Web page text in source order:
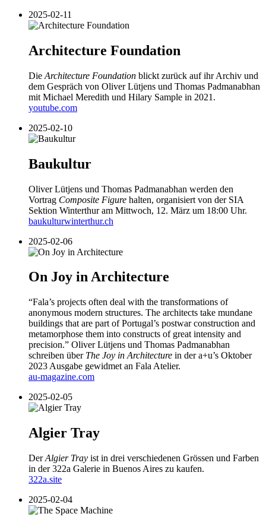
2025-02-11
Architecture Foundation
Die Architecture Foundation blickt zurück auf ihr Archiv und
dem Gespräch von Oliver Lütjens und Thomas Padmanabhan
mit Michael Meredith und Hilary Sample in 2021.
youtube.com
2025-02-10
Baukultur
Oliver Lütjens und Thomas Padmanabhan werden den
Vortrag Composite Figure halten, organisiert von der SIA
Sektion Winterthur am Mittwoch, 12. März um 18:00 Uhr.
baukulturwinterthur.ch
2025-02-06
On Joy in Architecture
“Fala’s projects often deal with the transformations of
anonymous modern structures. The architects take mundane
buildings that are part of Portugal’s postwar construction and
metamorphose them into constructs of great intensity and
precision.” Oliver Lütjens und Thomas Padmanabhan
schreiben über The Joy in Architecture in der a+u’s Oktober
2023 Ausgabe gewidmet an Fala Atelier.
au-magazine.com
2025-02-05
Algier Tray
DerAlgier Tray ist in drei verschiedenen Grössen und Farben
in der 322a Galerie in Buenos Aires zu kaufen.
322a.site
2025-02-04